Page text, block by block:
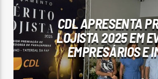
CDL APRESENTA
LOJISTA 2025 EM
EMPRESÁRIOS E